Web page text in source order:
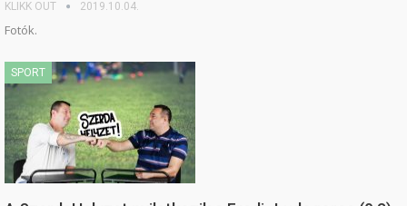
KLIKK OUT 2019.10.04.
Fotók.
SPORT